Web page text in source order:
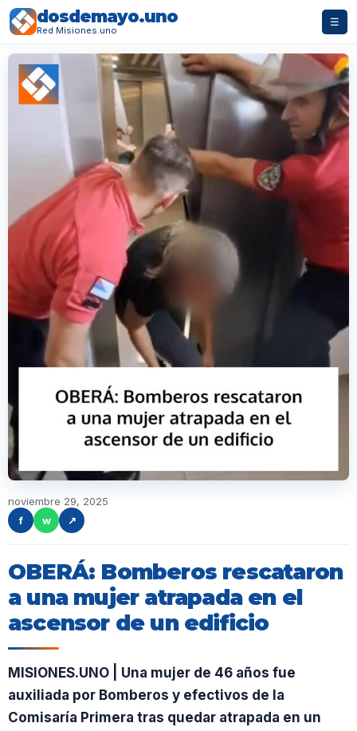
dosdemayo.uno
Red Misiones.uno
☰
noviembre 29, 2025
f
w ↗
OBERÁ: Bomberos rescataron
a una mujer atrapada en el
ascensor de un edificio
MISIONES.UNO | Una mujer de 46 años fue
auxiliada por Bomberos y efectivos de la
Comisaría Primera tras quedar atrapada en un